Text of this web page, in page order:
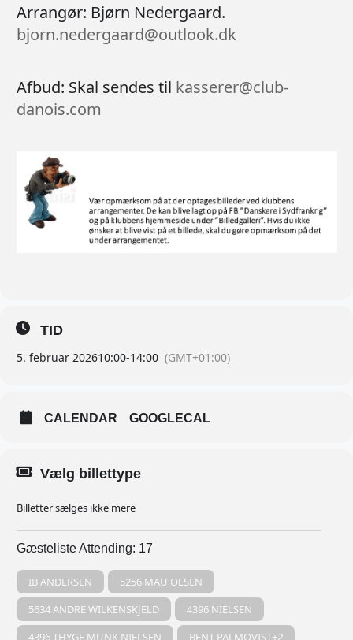
Arrangør: Bjørn Nedergaard.
bjorn.nedergaard@outlook.dk
Afbud: Skal sendes til kasserer@club-
danois.com
TID
5. februar 202610:00-14:00 (GMT+01:00)
CALENDAR GOOGLECAL
Vælg billettype
Billetter sælges ikke mere
GæstelisteAttending: 17
IB ANDERSEN
5256 MAU OLSEN
5634 ANDRE WILKENSKJELD
4396 NIELSEN
4396 THYGE MUNK NIELSEN
BENT PALMQVIST+2